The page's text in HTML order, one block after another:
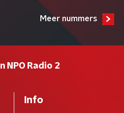
Meer nummers
NPO Radio 2
Info